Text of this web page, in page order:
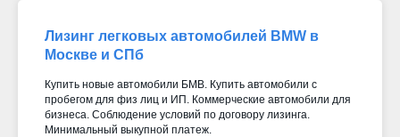
Лизинг легковых автомобилей BMW в
Москве и СПб
Купить новые автомобили БМВ. Купить автомобили с
пробегом для физ лиц и ИП. Коммерческие автомобили для
бизнеса. Соблюдение условий по договору лизинга.
Минимальный выкупной платеж.